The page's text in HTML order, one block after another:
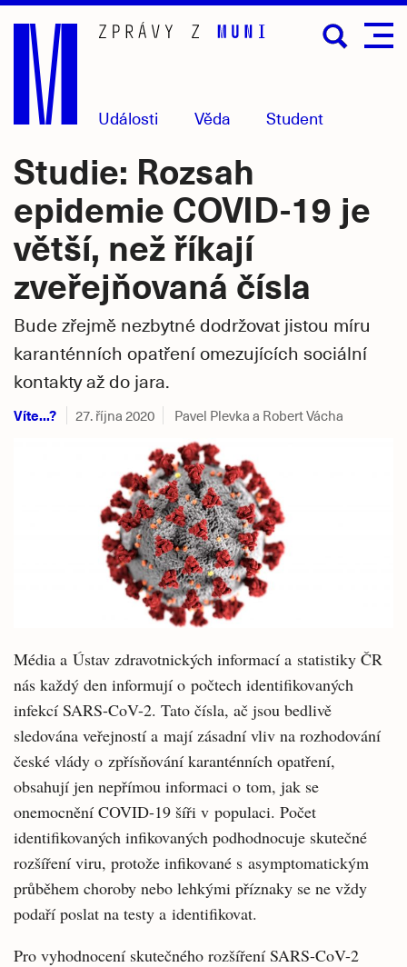
Přejít
hlavní
obsah
Události Věda Student
Studie: Rozsah
epidemie COVID-19 je
větší, než říkají
zveřejňovaná čísla
Bude zřejmě nezbytné dodržovat jistou míru
karanténních opatření omezujících sociální
kontakty až do jara.
Víte...? 27. října 2020 Pavel Plevka a Robert Vácha
Média a Ústav zdravotnických informací a statistiky ČR
nás každý den informují o počtech identifikovaných
infekcí SARS-CoV-2. Tato čísla, ač jsou bedlivě
sledována veřejností a mají zásadní vliv na rozhodování
české vlády o zpřísňování karanténních opatření,
obsahují jen nepřímou informaci o tom, jak se
onemocnění COVID-19 šíři v populaci. Počet
identifikovaných infikovaných podhodnocuje skutečné
rozšíření viru, protože infikované s asymptomatickým
průběhem choroby nebo lehkými příznaky se ne vždy
podaří poslat na testy a identifikovat.
Pro vyhodnocení skutečného rozšíření SARS-CoV-2